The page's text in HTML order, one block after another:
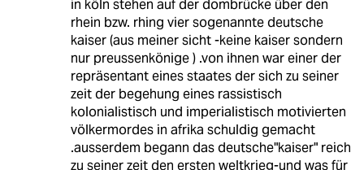
in köln stehen auf der dombrücke über den
rhein bzw. rhing vier sogenannte deutsche
kaiser (aus meiner sicht -keine kaiser sondern
nur preussenkönige ) .von ihnen war einer der
repräsentant eines staates der sich zu seiner
zeit der begehung eines rassistisch
kolonialistisch und imperialistisch motivierten
völkermordes in afrika schuldig gemacht
.ausserdem begann das deutsche"kaiser" reich
zu seiner zeit den ersten weltkrieg-und was für